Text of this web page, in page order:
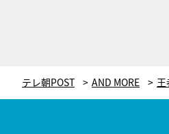
テレ朝POST AND MORE